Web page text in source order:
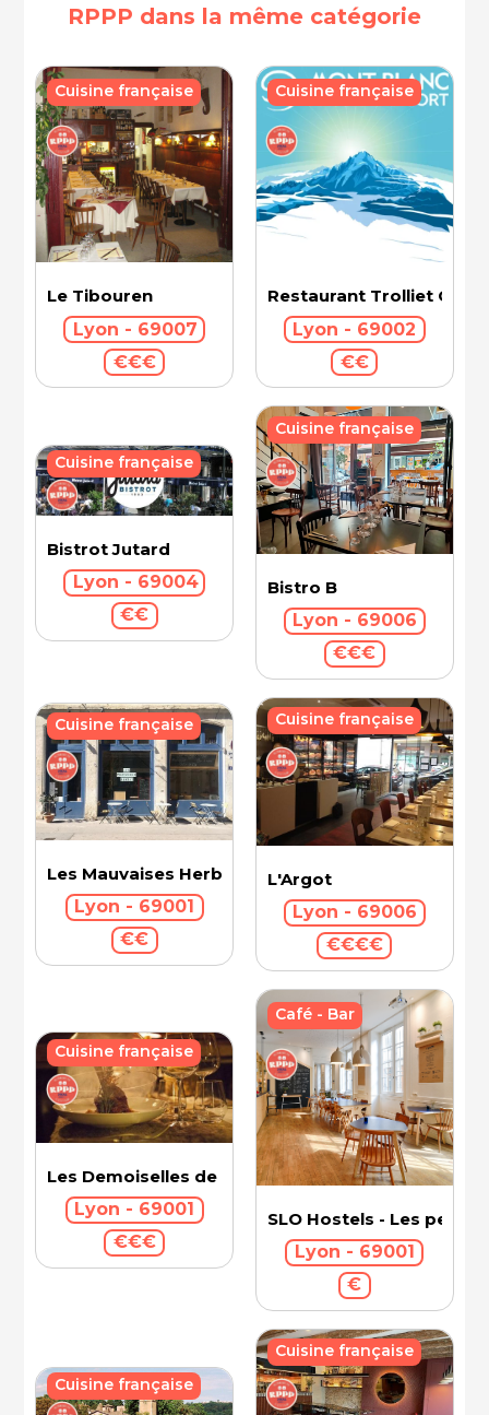
RPPP dans la même catégorie
Le Tibouren
Lyon - 69007
€€€
Cuisine française
Restaurant Trolliet
Lyon - 69002
€€
Cuisine française
Bistrot Jutard
Lyon - 69004
€€
Cuisine française
Bistro B
Lyon - 69006
€€€
Cuisine française
Les Mauvaises Herbes
Lyon - 69001
€€
Cuisine française
L'Argot
Lyon - 69006
€€€€
Cuisine française
Les Demoiselles de Rochefort
Lyon - 69001
€€€
Cuisine française
SLO Hostels - Les pentes
Lyon - 69001
€
Café - Bar
Cuisine française
Cuisine française